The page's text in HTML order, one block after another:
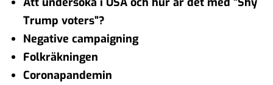
Trump voters”?
Negative campaigning
Folkräkningen
Coronapandemin